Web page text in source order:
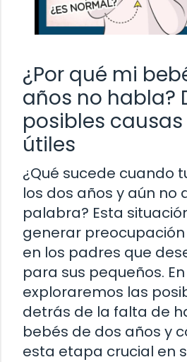
¿Por qué mi
años no habla?
posibles
útiles
¿Qué sucede cuando
los dos años y aún no
palabra? Esta
generar
en los padres que
para sus pequeños.
exploraremos las
detrás de la falta de
bebés de dos años y
esta etapa crucial en